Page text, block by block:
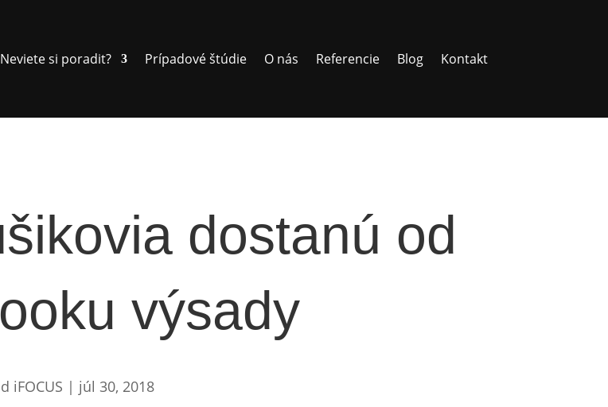
Neviete si poradit? Prípadové štúdie O nás Referencie Blog Kontakt
dostanú od
výsady
iFOCUS | júl 30, 2018